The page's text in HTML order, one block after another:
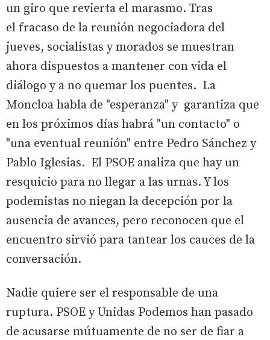
un giro que revierta el marasmo. Tras
el fracaso de la reunión negociadora del
jueves, socialistas y morados se muestran
ahora dispuestos a mantener con vida el
diálogo y a no quemar los puentes. La
Moncloa habla de "esperanza" y garantiza que
en los próximos días habrá "un contacto" o
"una eventual reunión" entre Pedro Sánchez y
Pablo Iglesias. El PSOE analiza que hay un
resquicio para no llegar a las urnas. Y los
podemistas no niegan la decepción por la
ausencia de avances, pero reconocen que el
encuentro sirvió para tantear los cauces de la
conversación.
Nadie quiere ser el responsable de una
ruptura. PSOE y Unidas Podemos han pasado
de acusarse mútuamente de no ser de fiar a